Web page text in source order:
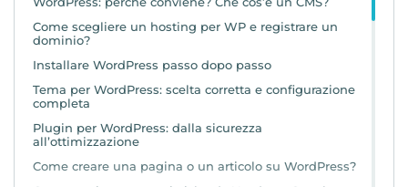
Come scegliere un hosting per WP e registrare un
dominio?
Installare WordPress passo dopo passo
Tema per WordPress: scelta corretta e configurazione
completa
Plugin per WordPress: dalla sicurezza
all’ottimizzazione
Come creare una pagina o un articolo su WordPress?